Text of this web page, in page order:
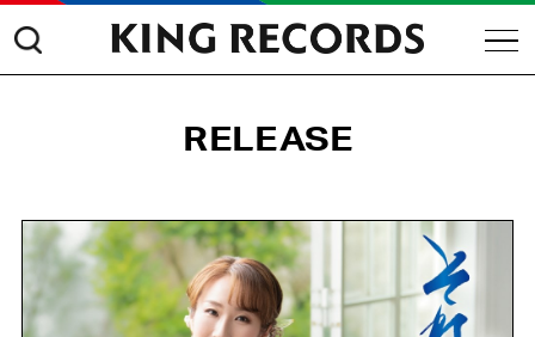
RELEASE